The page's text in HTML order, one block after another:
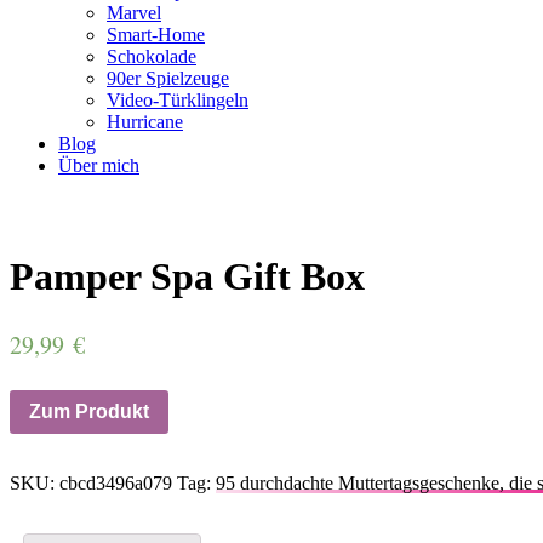
Marvel
Smart-Home
Schokolade
90er Spielzeuge
Video-Türklingeln
Hurricane
Blog
Über mich
Pamper Spa Gift Box
29,99 €
Zum Produkt
SKU: cbcd3496a079 Tag: 95 durchdachte Muttertagsgeschenke, die